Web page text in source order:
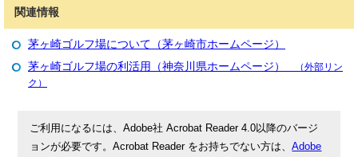
関連情報
茅ヶ崎ゴルフ場について（茅ヶ崎市ホームページ）
茅ヶ崎ゴルフ場の利活用（神奈川県ホームページ）
（外部リン
ク）
ご利用になるには、Adobe社 Acrobat Reader 4.0以降のバージ
ョンが必要です。Acrobat Reader をお持ちでない方は、Adobe